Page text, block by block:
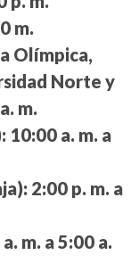
m.
Olímpica,
Norte y
m.
10:00 a. m. a
2:00 p. m. a
m. a 5:00 a.